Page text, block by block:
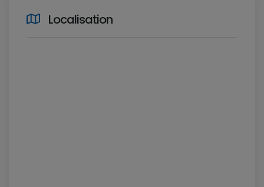
Localisation